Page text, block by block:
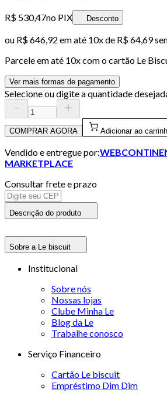
R$ 530,47no PIX Desconto
ou R$ 646,92 em até 10x de R$ 64,69
Parcele em até 10x com o cartão Le
Ver mais formas de pagamento
Selecione ou digite a quantidade
COMPRAR AGORA Adicionar ao
Vendido e entregue por:
MARKETPLACE
Consultar frete e prazo
Descrição do produto
Sobre a Le biscuit
Institucional
Sobre nós
Nossas lojas
Clube Minha Le
Blog da Le
Trabalhe conosco
Serviço Financeiro
Cartão Le biscuit
Empréstimo Dim Dim